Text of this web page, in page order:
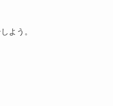
よう。